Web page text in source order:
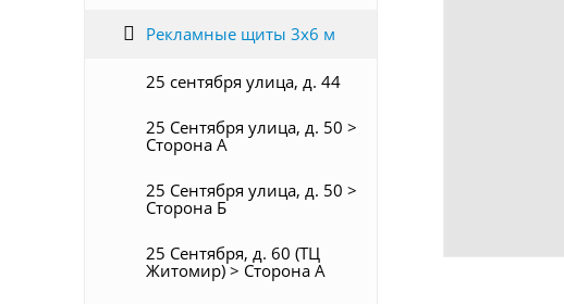
Рекламные щиты 3х6 м
25 сентября улица, д. 44
25 Сентября улица, д. 50 >
Сторона А
25 Сентября улица, д. 50 >
Сторона Б
25 Сентября, д. 60 (ТЦ
Житомир) > Сторона А